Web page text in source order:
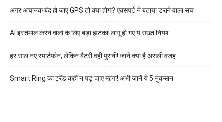
अगर अचानक बंद हो जाए GPS तो क्या होगा? एक्सपर्ट ने बताया डराने वाला सच
AI इस्तेमाल करने वालों के लिए बड़ा झटका! लागू हो गए ये सख्त नियम
हर साल नए स्मार्टफोन, लेकिन बैटरी वही पुरानी! जानें क्या है असली वजह
Smart Ring का ट्रेंड कहीं न पड़ जाए महंगा! अभी जानें ये 5 नुकसान